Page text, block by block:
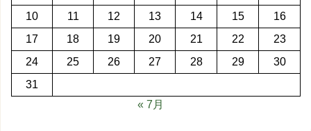
10
11 12 13 14 15
16
17
18 19 20 21 22
23
24
25 26 27 28 29
30
31
« 7月